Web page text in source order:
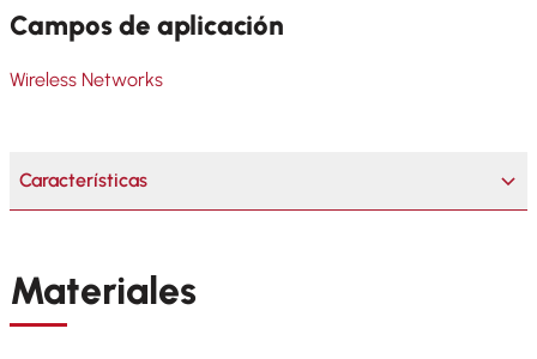
Campos de aplicación
Wireless Networks
Características
Materiales